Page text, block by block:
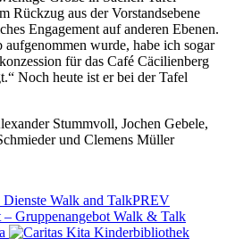
Rückzug aus der Vorstandsebene
Engagement auf anderen Ebenen.
wurde, habe ich sogar
für das Café Cäcilienberg
Noch heute ist er bei der Tafel
Stummvoll, Jochen Gebele,
und Clemens Müller
PREV
– Gruppenangebot Walk & Talk